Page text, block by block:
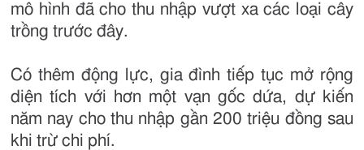
mô hình đã cho thu nhập vượt xa các loại cây
trồng trước đây.
Có thêm động lực, gia đình tiếp tục mở rộng
diện tích với hơn một vạn gốc dứa, dự kiến
năm nay cho thu nhập gần 200 triệu đồng sau
khi trừ chi phí.